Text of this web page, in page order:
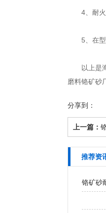
4、耐火度
5、在型砂
以上是海
磨料铬矿砂
分享到：
上一篇：
推荐资
铬矿砂